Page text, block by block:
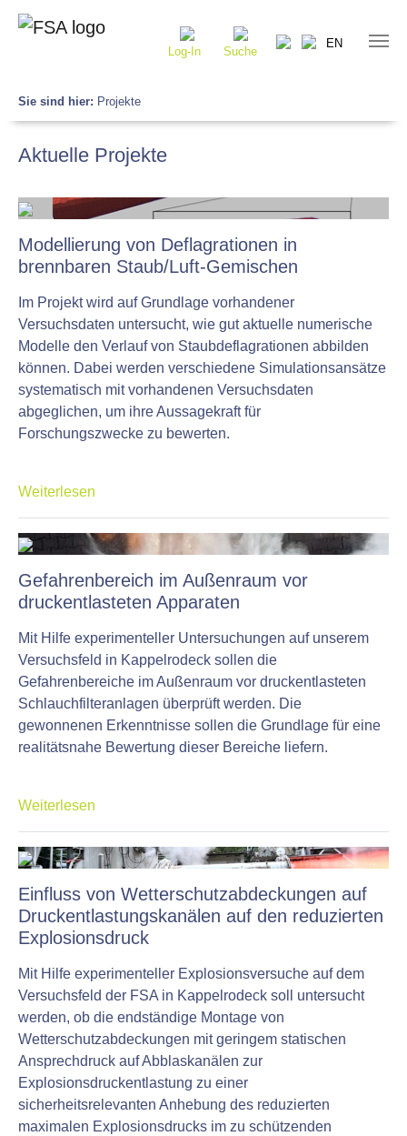
Log-In Suche
EN
Sie sind hier: Projekte
Aktuelle Projekte
Modellierung von Deflagrationen in
brennbaren Staub/Luft-Gemischen
Im Projekt wird auf Grundlage vorhandener
Versuchsdaten untersucht, wie gut aktuelle numerische
Modelle den Verlauf von Staubdeflagrationen abbilden
können. Dabei werden verschiedene Simulationsansätze
systematisch mit vorhandenen Versuchsdaten
abgeglichen, um ihre Aussagekraft für
Forschungszwecke zu bewerten.
Weiterlesen
Gefahrenbereich im Außenraum vor
druckentlasteten Apparaten
Mit Hilfe experimenteller Untersuchungen auf unserem
Versuchsfeld in Kappelrodeck sollen die
Gefahrenbereiche im Außenraum vor druckentlasteten
Schlauchfilteranlagen überprüft werden. Die
gewonnenen Erkenntnisse sollen die Grundlage für eine
realitätsnahe Bewertung dieser Bereiche liefern.
Weiterlesen
Einfluss von Wetterschutzabdeckungen auf
Druckentlastungskanälen auf den reduzierten
Explosionsdruck
Mit Hilfe experimenteller Explosionsversuche auf dem
Versuchsfeld der FSA in Kappelrodeck soll untersucht
werden, ob die endständige Montage von
Wetterschutzabdeckungen mit geringem statischen
Ansprechdruck auf Abblaskanälen zur
Explosionsdruckentlastung zu einer
sicherheitsrelevanten Anhebung des reduzierten
maximalen Explosionsdrucks im zu schützenden